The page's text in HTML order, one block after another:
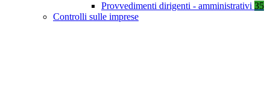
Provvedimenti dirigenti - amministrativi 35
Controlli sulle imprese